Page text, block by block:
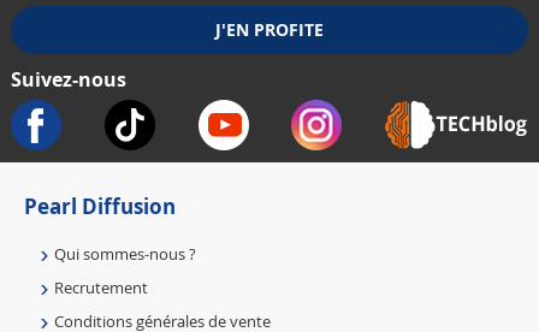
Suivez-nous
Pearl Diffusion
Qui sommes-nous ?
Recrutement
Conditions générales de vente